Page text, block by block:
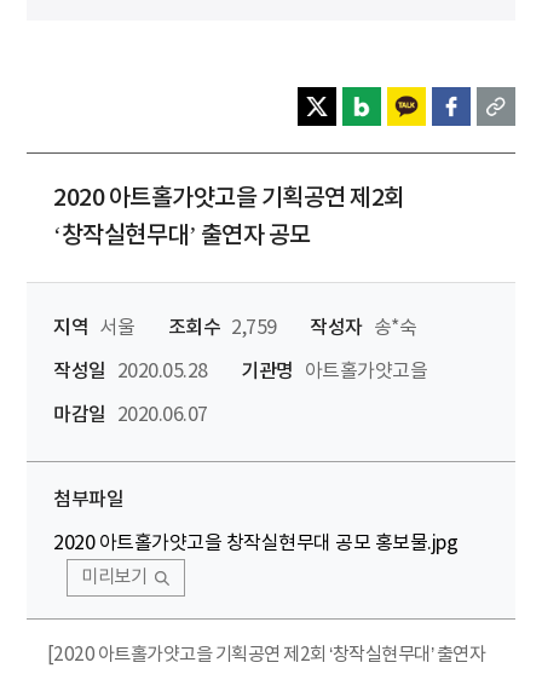
2020 아트홀가얏고을 기획공연 제2회
‘창작실현무대’ 출연자 공모
지역 서울 조회수 2,759 작성자 송*숙
작성일
2020.05.28 기관명
아트홀가얏고을
마감일
2020.06.07
첨부파일
2020 아트홀가얏고을 창작실현무대 공모 홍보물.jpg
미리보기
[2020 아트홀가얏고을 기획공연 제2회 ‘창작실현무대’ 출연자